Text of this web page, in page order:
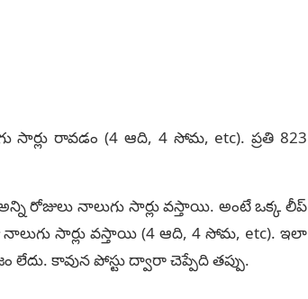
సార్లు రావడం (4 ఆది, 4 సోమ, etc). ప్రతి 823
రోజులు నాలుగు సార్లు వస్తాయి. అంటే ఒక్క లీప్
సార్లు వస్తాయి (4 ఆది, 4 సోమ, etc). ఇలా
లేదు. కావున పోస్టు ద్వారా చెప్పేది తప్పు.